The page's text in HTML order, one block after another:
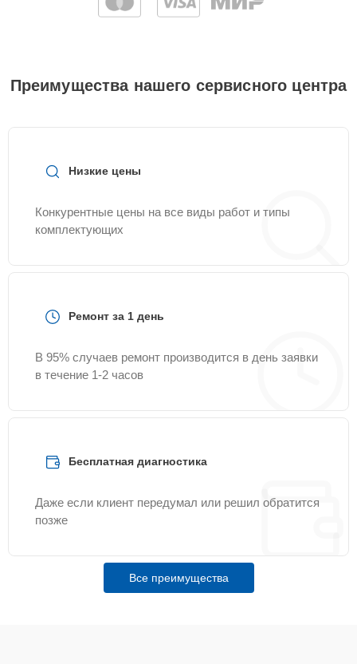
Преимущества нашего сервисного центра
Низкие цены
Конкурентные цены на все виды работ и типы
комплектующих
Ремонт за 1 день
В 95% случаев ремонт производится в день заявки
в течение 1-2 часов
Бесплатная диагностика
Даже если клиент передумал или решил обратится
позже
Все преимущества